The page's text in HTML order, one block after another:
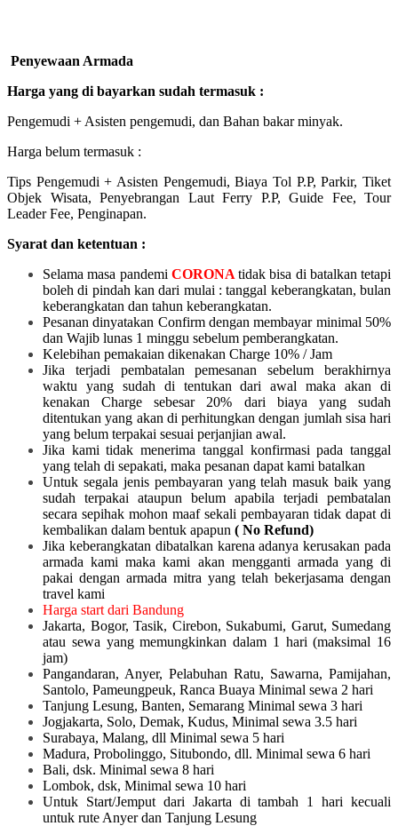
Penyewaan Armada
Harga yang di bayarkan sudah termasuk :
Pengemudi + Asisten pengemudi, dan Bahan bakar minyak.
Harga belum termasuk :
Tips Pengemudi + Asisten Pengemudi, Biaya Tol P.P, Parkir, Tiket
Objek Wisata, Penyebrangan Laut Ferry P.P, Guide Fee, Tour
Leader Fee, Penginapan.
Syarat dan ketentuan :
Selama masa pandemi CORONA tidak bisa di batalkan tetapi
boleh di pindah kan dari mulai :tanggal keberangkatan, bulan
keberangkatan dan tahun keberangkatan.
Pesanan dinyatakan Confirm dengan membayar minimal 50%
dan Wajib lunas 1 minggu sebelum pemberangkatan.
Kelebihan pemakaian dikenakan Charge 10% / Jam
Jika terjadi pembatalan pemesanan sebelum berakhirnya
waktu yang sudah di tentukan dari awal maka akan di
kenakan Charge sebesar 20% dari biaya yang sudah
ditentukan yang akan di perhitungkan dengan jumlah sisa hari
yang belum terpakai sesuai perjanjian awal.
Jika kami tidak menerima tanggal konfirmasi pada tanggal
yang telah di sepakati, maka pesanan dapat kami batalkan
Untuk segala jenis pembayaran yang telah masuk baik yang
sudah terpakai ataupun belum apabila terjadi pembatalan
secara sepihak mohon maaf sekali pembayaran tidak dapat di
kembalikan dalam bentuk apapun ( No Refund)
Jika keberangkatan dibatalkan karena adanya kerusakan pada
armada kami maka kami akan mengganti armada yang di
pakai dengan armada mitra yang telah bekerjasama dengan
travel kami
Harga start dari Bandung
Jakarta, Bogor, Tasik, Cirebon, Sukabumi, Garut, Sumedang
atau sewa yang memungkinkan dalam 1 hari (maksimal 16
jam)
Pangandaran, Anyer, Pelabuhan Ratu, Sawarna, Pamijahan,
Santolo, Pameungpeuk, Ranca Buaya Minimal sewa 2 hari
Tanjung Lesung, Banten, Semarang Minimal sewa 3 hari
Jogjakarta, Solo, Demak, Kudus, Minimal sewa 3.5 hari
Surabaya, Malang, dll Minimal sewa 5 hari
Madura, Probolinggo, Situbondo, dll. Minimal sewa 6 hari
Bali, dsk. Minimal sewa 8 hari
Lombok, dsk, Minimal sewa 10 hari
Untuk Start/Jemput dari Jakarta di tambah 1 hari kecuali
untuk rute Anyer dan Tanjung Lesung